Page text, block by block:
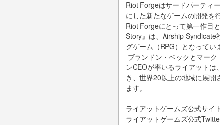
Riot Forgeはサードパーティ
にした新たなゲームの開発を
Riot Forgeにとって第一作目
Story』は、Airship Syndicate
グゲーム（RPG）となってい
ブランドン・ベックとマー
ンCEOが率いるライアット
き、世界20以上の地域に展
ます。
ライアットゲームズ公式サイ
ライアットゲームズ公式